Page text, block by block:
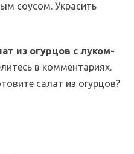
соусом. Украсить
из огурцов с луком-
в комментариях.
салат из огурцов?